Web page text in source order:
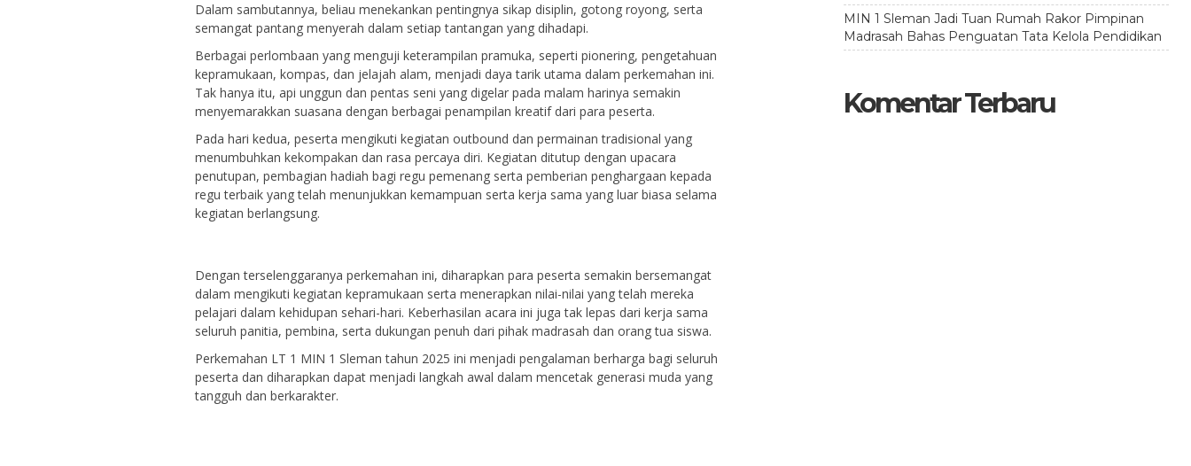
Dalam sambutannya, beliau menekankan pentingnya sikap disiplin, gotong royong, serta
semangat pantang menyerah dalam setiap tantangan yang dihadapi.
Berbagai perlombaan yang menguji keterampilan pramuka, seperti pionering, pengetahuan
kepramukaan, kompas, dan jelajah alam, menjadi daya tarik utama dalam perkemahan ini.
Tak hanya itu, api unggun dan pentas seni yang digelar pada malam harinya semakin
menyemarakkan suasana dengan berbagai penampilan kreatif dari para peserta.
Pada hari kedua, peserta mengikuti kegiatan outbound dan permainan tradisional yang
menumbuhkan kekompakan dan rasa percaya diri. Kegiatan ditutup dengan upacara
penutupan, pembagian hadiah bagi regu pemenang serta pemberian penghargaan kepada
regu terbaik yang telah menunjukkan kemampuan serta kerja sama yang luar biasa selama
kegiatan berlangsung.
Dengan terselenggaranya perkemahan ini, diharapkan para peserta semakin bersemangat
dalam mengikuti kegiatan kepramukaan serta menerapkan nilai-nilai yang telah mereka
pelajari dalam kehidupan sehari-hari. Keberhasilan acara ini juga tak lepas dari kerja sama
seluruh panitia, pembina, serta dukungan penuh dari pihak madrasah dan orang tua siswa.
Perkemahan LT 1 MIN 1 Sleman tahun 2025 ini menjadi pengalaman berharga bagi seluruh
peserta dan diharapkan dapat menjadi langkah awal dalam mencetak generasi muda yang
tangguh dan berkarakter.
MIN 1 Sleman Jadi Tuan Rumah Rakor Pimpinan
Madrasah Bahas Penguatan Tata Kelola Pendidikan
Komentar Terbaru